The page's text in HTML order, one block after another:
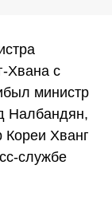
Хвана с
министр
Налбандян,
Кореи Хванг
службе